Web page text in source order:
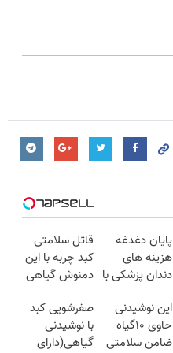
پایان دغدغه
هزینه های
دندان پزشکی با
کننده خانگی
قاتل سلامتی
کبد چربه با این
دمنوش گیاهی
این نوشیدنی
حاوی ۱۰گیاه
ضامن سلامتی
صفرشویی کبد
با نوشیدنی
گیاهی(دارای